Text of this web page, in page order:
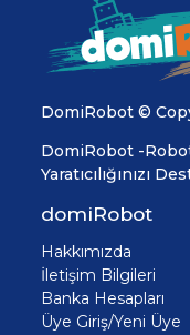
DomiRobot ©
DomiRobot -
Yaratıcılığınızı
domiRobot
Hakkımızda
İletişim Bilgileri
Banka Hesapları
Üye Giriş/Yeni Üye